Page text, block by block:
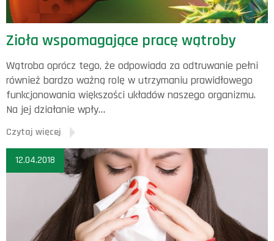
Zioła wspomagające pracę wątroby
Wątroba oprócz tego, że odpowiada za odtruwanie pełni
również bardzo ważną rolę w utrzymaniu prawidłowego
funkcjonowania większości układów naszego organizmu.
Na jej działanie wpły…
Czytaj więcej
12.04.2018